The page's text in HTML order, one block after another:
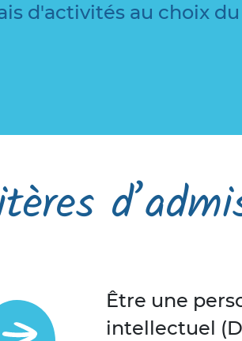
d'activités au choix
Être une
intellectuel